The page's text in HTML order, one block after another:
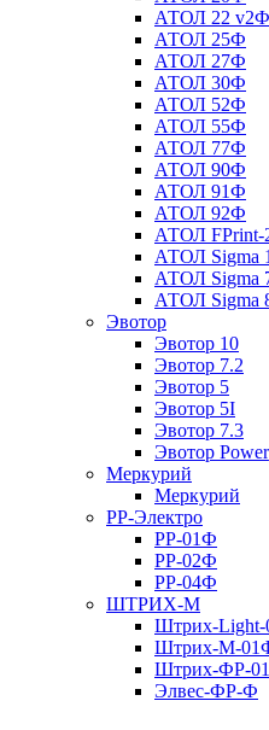
АТОЛ 22 v2Ф
АТОЛ 25Ф
АТОЛ 27Ф
АТОЛ 30Ф
АТОЛ 52Ф
АТОЛ 55Ф
АТОЛ 77Ф
АТОЛ 90Ф
АТОЛ 91Ф
АТОЛ 92Ф
АТОЛ
АТОЛ Sigma
АТОЛ Sigma
АТОЛ Sigma
Эвотор
Эвотор 10
Эвотор 7.2
Эвотор 5
Эвотор 5I
Эвотор 7.3
Эвотор Power
Меркурий
Меркурий
РР-Электро
РР-01Ф
РР-02Ф
РР-04Ф
ШТРИХ-М
Штрих-
Штрих-М-
Штрих-ФР-
Элвес-ФР-Ф